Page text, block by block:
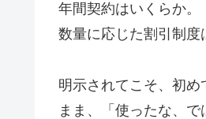
年間契約はいくらか。
数量に応じた割引制度
明示されてこそ、初
まま、「使ったな、